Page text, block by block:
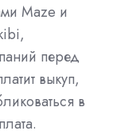
Maze и
перед
выкуп,
в